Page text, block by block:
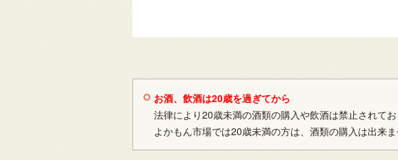
お酒、飲酒は20歳を過ぎてから
法律により20歳未満の酒類の購入や飲酒は禁止されて
よかもん市場では20歳未満の方は、酒類の購入は出来ま